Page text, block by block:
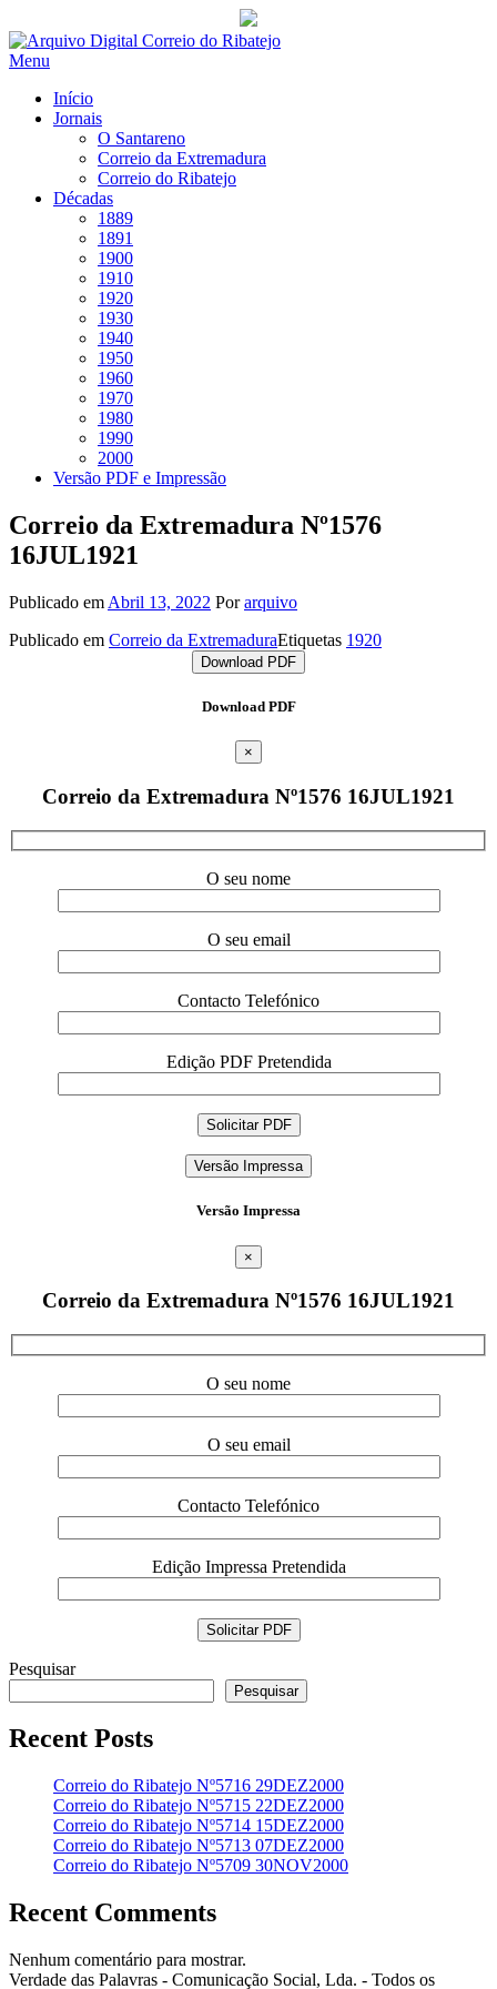
Saltar
para
Menu
Início
Jornais
O Santareno
Correio da Extremadura
Correio do Ribatejo
Décadas
1889
1891
1900
1910
1920
1930
1940
1950
1960
1970
1980
1990
2000
Versão PDF e Impressão
Correio da Extremadura Nº1576
16JUL1921
Publicado em Abril 13, 2022 Porarquivo
Publicado em Correio da ExtremaduraEtiquetas 1920
Download PDF
Download PDF
×
Correio da Extremadura Nº1576 16JUL1921
O seu nome
O seu email
Contacto Telefónico
Edição PDF Pretendida
Versão Impressa
Versão Impressa
×
Correio da Extremadura Nº1576 16JUL1921
O seu nome
O seu email
Contacto Telefónico
Edição Impressa Pretendida
Pesquisar
Pesquisar
Recent Posts
Correio do Ribatejo Nº5716 29DEZ2000
Correio do Ribatejo Nº5715 22DEZ2000
Correio do Ribatejo Nº5714 15DEZ2000
Correio do Ribatejo Nº5713 07DEZ2000
Correio do Ribatejo Nº5709 30NOV2000
Recent Comments
Nenhum comentário para mostrar.
Verdade das Palavras - Comunicação Social, Lda. - Todos os